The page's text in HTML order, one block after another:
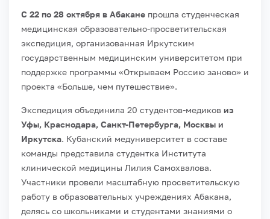
С 22 по 28 октября в Абакане прошла студенческая
медицинская образовательно-просветительская
экспедиция, организованная Иркутским
государственным медицинским университетом при
поддержке программы «Открываем Россию заново» и
проекта «Больше, чем путешествие».
Экспедиция объединила 20 студентов-медиков из
Уфы, Краснодара, Санкт-Петербурга, Москвы и
Иркутска. Кубанский медуниверситет в составе
команды представила студентка Института
клинической медицины Лилия Самохвалова.
Участники провели масштабную просветительскую
работу в образовательных учреждениях Абакана,
делясь со школьниками и студентами знаниями о